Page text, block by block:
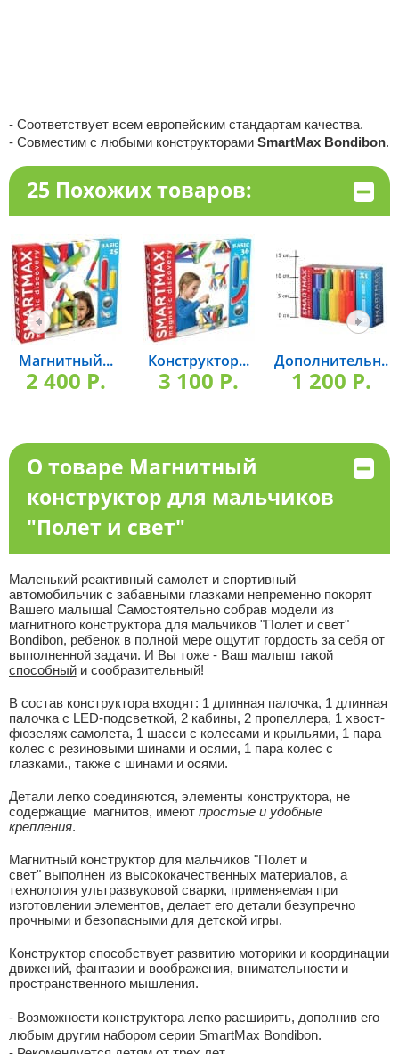
- Соответствует всем европейским стандартам качества.
- Совместим с любыми конструкторами SmartMax Bondibon.
25 Похожих товаров:
Магнитный...
2 400 P.
Конструктор...
3 100 P.
Дополнительн...
1 200 P.
О товаре Магнитный
конструктор для мальчиков
"Полет и свет"
Маленький реактивный самолет и спортивный
автомобильчик с забавными глазками непременно покорят
Вашего малыша! Самостоятельно собрав модели из
магнитного конструктора для мальчиков "Полет и свет"
Bondibon, ребенок в полной мере ощутит гордость за себя от
выполненной задачи. И Вы тоже - Ваш малыш такой
способныйи сообразительный!
В состав конструктора входят: 1 длинная палочка, 1 длинная
палочка с LED-подсветкой, 2 кабины, 2 пропеллера, 1 хвост-
фюзеляж самолета, 1 шасси с колесами и крыльями, 1 пара
колес с резиновыми шинами и осями, 1 пара колес с
глазками., также с шинами и осями.
Детали легко соединяются, элементы конструктора, не
содержащие магнитов, имеют простые и удобные
крепления.
Магнитный конструктор для мальчиков "Полет и
свет" выполнен из высококачественных материалов, а
технология ультразвуковой сварки, применяемая при
изготовлении элементов, делает его детали безупречно
прочными и безопасными для детской игры.
Конструктор способствует развитию моторики и координации
движений, фантазии и воображения, внимательности и
пространственного мышления.
- Возможности конструктора легко расширить, дополнив его
любым другим набором серии SmartMax Bondibon.